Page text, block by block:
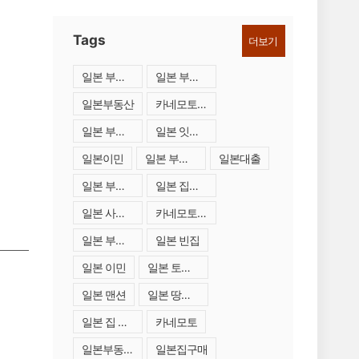
Tags 더보기
일본 부동산 시세
일본 부동산 금리
일본부동산
카네모토일본부동산
일본 부동산
일본 잇코타테
일본이민
일본 부동산 중개업자
일본대출
일본 부동산 투자
일본 집구매
일본 사업용 부동산
카네모토 일본 부동산
일본 부동산 구입
일본 빈집
일본 이민
일본 토지 구매
일본 맨션
일본 땅투자
일본 집 구매
카네모토
일본부동산투자
일본집구매